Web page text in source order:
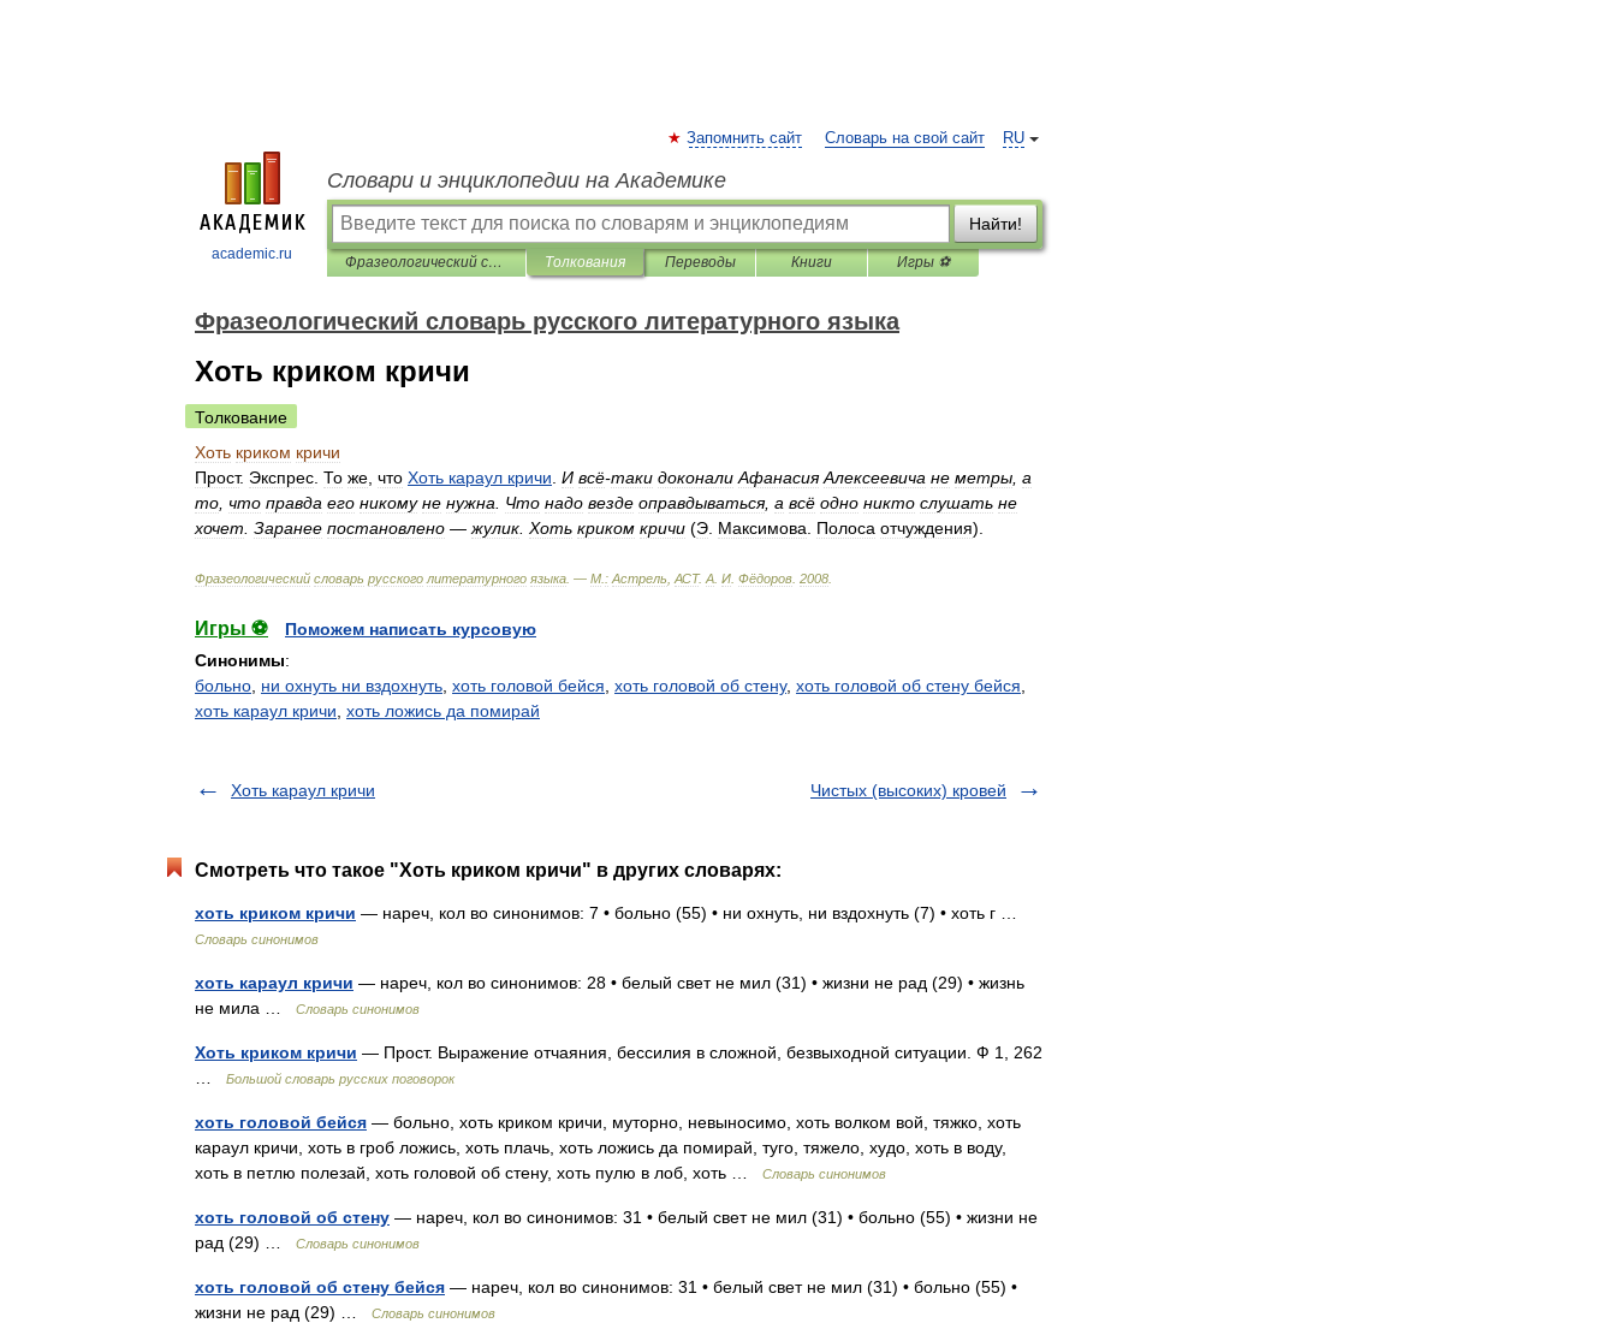
academic.ru
RU
Запомнить сайт Словарь на свой сайт
Словари и энциклопедии на Академике
Найти!
Фразеологический словарь русского литературного языка Толкования Переводы Книги Игры ⚽
Фразеологический словарь русского литературного языка
Хоть криком кричи
Толкование
Хоть криком кричи
Прост. Экспрес То же что Хоть караул кричи И всё-таки доконали Афанасия Алексеевича не метры а
то что правда его никому не нужна Что надо везде оправдываться, а всё одно никто слушать не
хочет Заранее постановлено — жулик Хоть криком кричи (Э Максимова Полоса отчуждения).
Фразеологический словарь русского литературного языка . — М : Астрель АСТ. А И Фёдоров 2008
Игры ⚽
Поможем написать курсовую
Синонимы:
больно ни охнуть ни вздохнуть хоть головой бейся хоть головой об стену, хоть головой об стену бейся
хоть караул кричи хоть ложись да помирай
Хоть караул кричи Чистых (высоких) кровей
Смотреть что такое "Хоть криком кричи" в других словарях:
хоть криком кричи — нареч, кол во синонимов: 7 • больно (55) • ни охнуть, ни вздохнуть (7) • хоть г …
Словарь синонимов
хоть караул кричи — нареч, кол во синонимов: 28 • белый свет не мил (31) • жизни не рад (29) • жизнь
не мила …
Словарь синонимов
Хоть криком кричи — Прост. Выражение отчаяния, бессилия в сложной, безвыходной ситуации. Ф 1, 262
Большой словарь русских поговорок
хоть головой бейся — больно, хоть криком кричи, муторно, невыносимо, хоть волком вой, тяжко, хоть
караул кричи, хоть в гроб ложись, хоть плачь, хоть ложись да помирай, туго, тяжело, худо, хоть в воду,
хоть в петлю полезай, хоть головой об стену, хоть пулю в лоб, хоть …
Словарь синонимов
хоть головой об стену — нареч, кол во синонимов: 31 • белый свет не мил (31) • больно (55) • жизни не
рад (29) …
Словарь синонимов
хоть головой об стену бейся — нареч, кол во синонимов: 31 • белый свет не мил (31) • больно (55) •
жизни не рад (29) …
Словарь синонимов